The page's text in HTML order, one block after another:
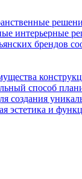
интерьерные
брендов
способ
создания
эстетика и